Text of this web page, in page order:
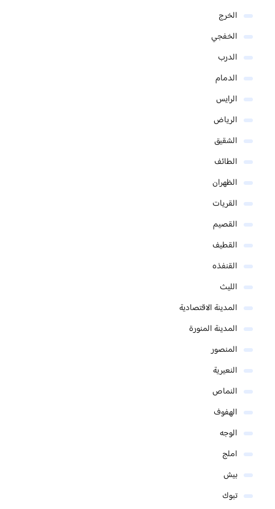
الخرج
الخفجي
الدرب
الدمام
الرايس
الرياض
الشقيق
الطائف
الظهران
القريات
القصيم
القطيف
القنفذه
الليث
المدينة الاقتصادية
المدينة المنورة
المنصور
النعيرية
النماص
الهفوف
الوجه
املج
بيش
تبوك